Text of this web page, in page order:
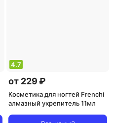
4.7
от 229 ₽
Косметика для ногтей Frenchi
алмазный укрепитель 11мл